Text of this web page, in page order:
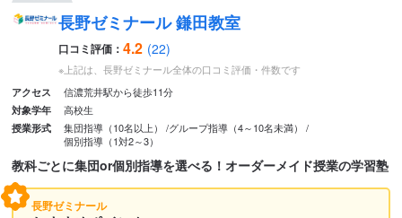
長野ゼミナール 鎌田教室
口コミ評価： 4.2 (22)
※上記は、長野ゼミナール全体の口コミ評価・件数です
アクセス 信濃荒井駅から徒歩11分
対象学年 高校生
授業形式 集団指導（10名以上）
グループ指導（4～10名未満）
個別指導（1対2～3）
教科ごとに集団or個別指導を選べる！オーダーメイド授業の学習塾
長野ゼミナール